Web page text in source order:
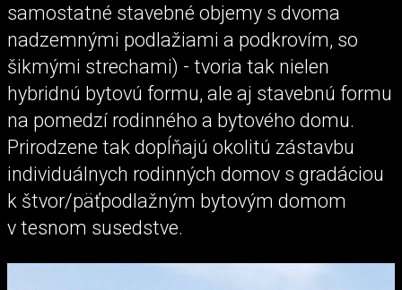
samostatné stavebné objemy s dvoma
nadzemnými podlažiami a podkrovím, so
šikmými strechami) - tvoria tak nielen
hybridnú bytovú formu, ale aj stavebnú formu
na pomedzí rodinného a bytového domu.
Prirodzene tak dopĺňajú okolitú zástavbu
individuálnych rodinných domov s gradáciou
k štvor/päťpodlažným bytovým domom
v tesnom susedstve.